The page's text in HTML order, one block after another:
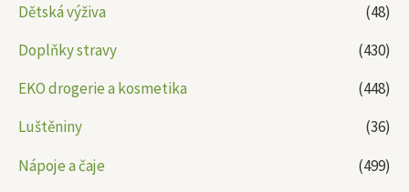
Dětská výživa
(48)
Doplňky stravy
(430)
EKO drogerie a kosmetika
(448)
Luštěniny
(36)
Nápoje a čaje
(499)